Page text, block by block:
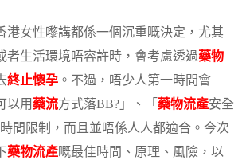
港女性嚟講都係一個沉重嘅決定，尤其
者生活環境唔容許時，會考慮透過藥物
終止懷孕。不過，唔少人第一時間會
以用 藥流方式落BB?」、「 藥物流產安全
間限制，而且並唔係人人都適合。今次
藥物流產嘅最佳時間、原理、風險，以